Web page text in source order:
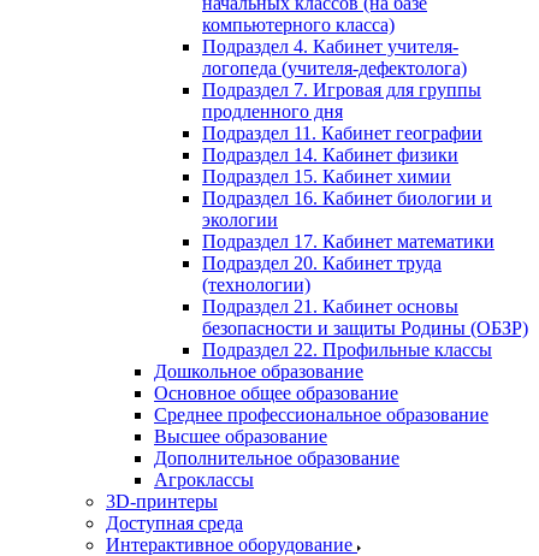
компьютерного класса)
Подраздел 4. Кабинет учителя-
логопеда (учителя-дефектолога)
Подраздел 7. Игровая для группы
продленного дня
Подраздел 11. Кабинет географии
Подраздел 14. Кабинет физики
Подраздел 15. Кабинет химии
Подраздел 16. Кабинет биологии и
экологии
Подраздел 17. Кабинет математики
Подраздел 20. Кабинет труда
(технологии)
Подраздел 21. Кабинет основы
безопасности и защиты Родины (ОБЗР)
Подраздел 22. Профильные классы
Дошкольное образование
Основное общее образование
Среднее профессиональное образование
Высшее образование
Дополнительное образование
Агроклассы
3D-принтеры
Доступная среда
Интерактивное оборудование